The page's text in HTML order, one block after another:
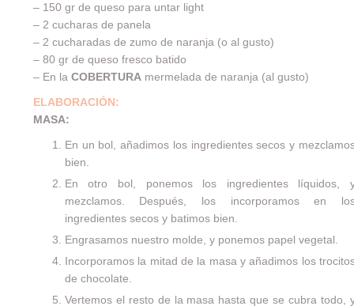
– 150 gr de queso para untar light
– 2 cucharas de panela
– 2 cucharadas de zumo de naranja (o al gusto)
– 80 gr de queso fresco batido
– En la COBERTURA mermelada de naranja (al gusto)
ELABORACIÓN:
MASA:
En un bol, añadimos los ingredientes secos y
bien.
En otro bol, ponemos los ingredientes líquidos,
mezclamos. Después, los incorporamos en
ingredientes secos y batimos bien.
Engrasamos nuestro molde, y ponemos papel vegetal.
Incorporamos la mitad de la masa y añadimos los
de chocolate.
Vertemos el resto de la masa hasta que se cubra todo,